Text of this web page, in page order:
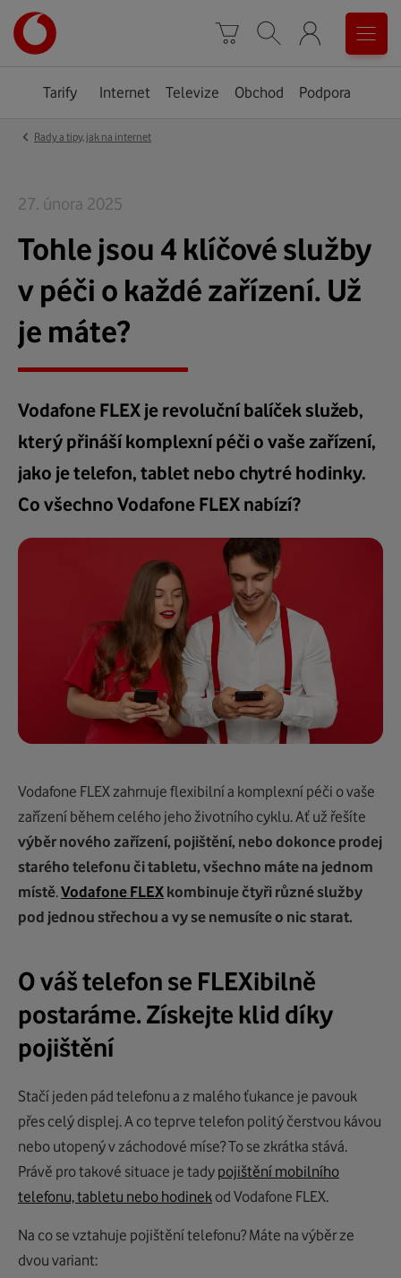
stránka
Košík Vyhledávání Menu
Tarify Internet Televize Obchod Podpora
‹ Rady a tipy, jak na internet
27. února 2025
Tohle jsou 4 klíčové služby
v péči o každé zařízení. Už
je máte?
Vodafone FLEX je revoluční balíček služeb,
který přináší komplexní péči o vaše zařízení,
jako je telefon, tablet nebo chytré hodinky.
Co všechno Vodafone FLEX nabízí?
Vodafone FLEX zahrnuje flexibilní a komplexní péči o vaše
zařízení během celého jeho životního cyklu. Ať už řešíte
výběr nového zařízení, pojištění, nebo dokonce prodej
starého telefonu či tabletu, všechno máte na jednom
místě.Vodafone FLEX kombinuje čtyři různé služby
pod jednou střechou a vy se nemusíte o nic starat.
O váš telefon se FLEXibilně
postaráme. Získejte klid díky
pojištění
Stačí jeden pád telefonu a z malého ťukance je pavouk
přes celý displej. A co teprve telefon politý čerstvou kávou
nebo utopený v záchodové míse? To se zkrátka stává.
Právě pro takové situace je tady pojištění mobilního
telefonu, tabletu nebo hodinek od Vodafone FLEX.
Na co se vztahuje pojištění telefonu? Máte na výběr ze
dvou variant: